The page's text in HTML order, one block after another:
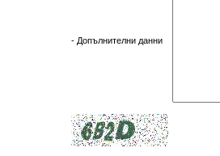
- Допълнителни данни